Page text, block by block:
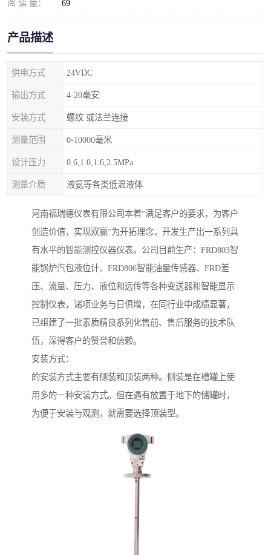
阅 读 量： 69
产品描述
供电方式 24VDC
输出方式 4-20毫安
安装方式 螺纹 或法兰连接
测量范围 0-10000毫米
设计压力 0.6,1.0,1.6,2.5MPa
测量介质 液氨等各类低温液体
河南福瑞德仪表有限公司本着“满足客户的要求，为客户
创造价值，实现双赢”为开拓理念，开发生产出一系列具
有水平的智能测控仪器仪表。公司目前生产：FRD803智
能锅炉汽包液位计、FRD806智能油量传感器、FRD差
压、流量、压力、液位和远传等各种变送器和智能显示
控制仪表，诸项业务与日俱增，在同行业中成绩显著，
已组建了一批素质精良系列化售前、售后服务的技术队
伍，深得客户的赞誉和信赖。
安装方式：
的安装方式主要有侧装和顶装两种。侧装是在槽罐上使
用多的一种安装方式。但在遇有放置于地下的储罐时，
为便于安装与观测，就需要选择顶装型。